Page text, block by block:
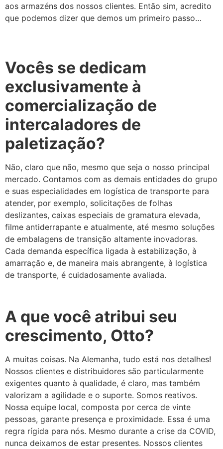
aos armazéns dos nossos clientes. Então sim, acredito
que podemos dizer que demos um primeiro passo…
Vocês se dedicam
exclusivamente à
comercialização de
intercaladores de
paletização?
Não, claro que não, mesmo que seja o nosso principal
mercado. Contamos com as demais entidades do grupo
e suas especialidades em logística de transporte para
atender, por exemplo, solicitações de folhas
deslizantes, caixas especiais de gramatura elevada,
filme antiderrapante e atualmente, até mesmo soluções
de embalagens de transição altamente inovadoras.
Cada demanda específica ligada à estabilização, à
amarração e, de maneira mais abrangente, à logística
de transporte, é cuidadosamente avaliada.
A que você atribui seu
crescimento, Otto?
A muitas coisas. Na Alemanha, tudo está nos detalhes!
Nossos clientes e distribuidores são particularmente
exigentes quanto à qualidade, é claro, mas também
valorizam a agilidade e o suporte. Somos reativos.
Nossa equipe local, composta por cerca de vinte
pessoas, garante presença e proximidade. Essa é uma
regra rígida para nós. Mesmo durante a crise da COVID,
nunca deixamos de estar presentes. Nossos clientes